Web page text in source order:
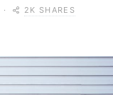
2K SHARES